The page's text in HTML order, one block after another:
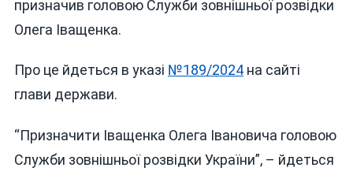
призначив головою Служби зовнішньої розвідки
Олега Іващенка.
Про це йдеться в указі №189/2024на сайті
глави держави.
“Призначити Іващенка Олега Івановича головою
Служби зовнішньої розвідки України”, – йдеться